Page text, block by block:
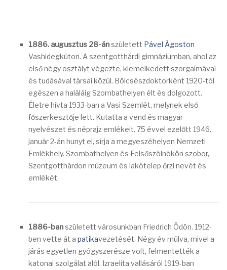
1886. augusztus 28-án született Pável Ágoston
Vashidegkúton. A szentgotthárdi gimnáziumban, ahol az
első négy osztályt végezte, kiemelkedett szorgalmával
és tudásával társai közül. Bölcsészdoktorként 1920-tól
egészen a haláláig Szombathelyen élt és dolgozott.
Életre hívta 1933-ban a Vasi Szemlét, melynek első
főszerkesztője lett. Kutatta a vend és magyar
nyelvészet és néprajz emlékeit. 75 évvel ezelőtt 1946.
január 2-án hunyt el, sírja a megyeszéhelyen Nemzeti
Emlékhely. Szombathelyen és Felsőszölnökön szobor,
Szentgotthárdon múzeum és lakótelep őrzi nevét és
emlékét.
1886-ban született városunkban Friedrich Ödön. 1912-
ben vette át a patikavezetését. Négy év múlva, mivel a
járás egyetlen gyógyszerésze volt, felmentették a
katonai szolgálat alól. Izraelita vallásáról 1919-ban